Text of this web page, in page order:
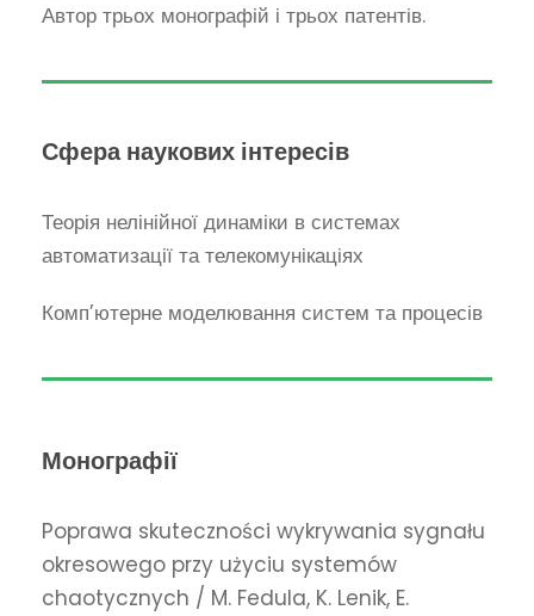
Автор трьох монографій і трьох патентів.
Сфера наукових інтересів
Теорія нелінійної динаміки в системах
автоматизації та телекомунікаціях
Комп’ютерне моделювання систем та процесів
Монографії
Poprawa skuteczności wykrywania sygnału
okresowego przy użyciu systemów
chaotycznych / M. Fedula, K. Lenik, E.